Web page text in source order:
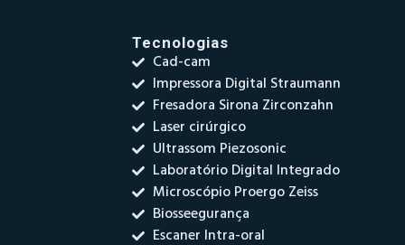
Tecnologias
Cad-cam
Impressora Digital Straumann
Fresadora Sirona Zirconzahn
Laser cirúrgico
Ultrassom Piezosonic
Laboratório Digital Integrado
Microscópio Proergo Zeiss
Biosseegurança
Escaner Intra-oral